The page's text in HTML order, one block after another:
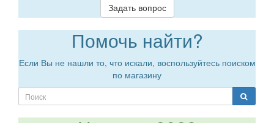
Задать вопрос
Помочь найти?
Если Вы не нашли то, что искали, воспользуйтесь поиском
по магазину